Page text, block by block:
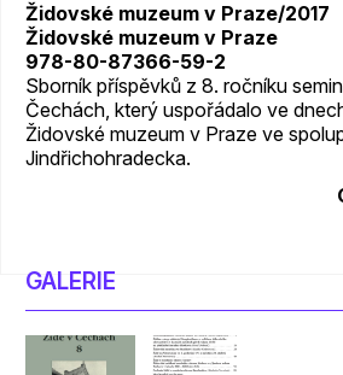
Židovské muzeum v Praze/2017
Židovské muzeum v Praze
978-80-87366-59-2
Sborník příspěvků z 8. ročníku
Čechách, který uspořádalo ve
Židovské muzeum v Praze ve
Jindřichohradecka.
GALERIE